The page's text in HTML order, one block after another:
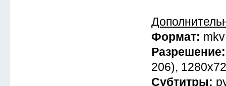
Формат: mkv
206),
Субтитры: